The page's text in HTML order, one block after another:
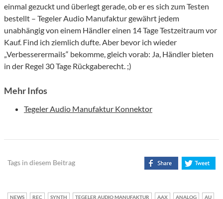
einmal gezuckt und überlegt gerade, ob er es sich zum Testen
bestellt – Tegeler Audio Manufaktur gewährt jedem
unabhängig von einem Händler einen 14 Tage Testzeitraum vor
Kauf. Find ich ziemlich dufte. Aber bevor ich wieder
„Verbesserermails“ bekomme, gleich vorab: Ja, Händler bieten
in der Regel 30 Tage Rückgaberecht. ;)
Mehr Infos
Tegeler Audio Manufaktur Konnektor
Tags in diesem Beitrag
NEWS REC SYNTH TEGELER AUDIO MANUFAKTUR AAX ANALOG AU